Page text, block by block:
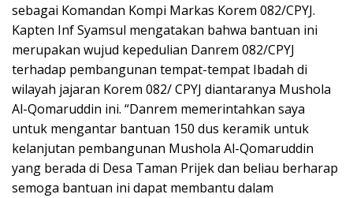
sebagai Komandan Kompi Markas Korem 082/CPYJ.
Kapten Inf Syamsul mengatakan bahwa bantuan ini
merupakan wujud kepedulian Danrem 082/CPYJ
terhadap pembangunan tempat-tempat Ibadah di
wilayah jajaran Korem 082/ CPYJ diantaranya Mushola
Al-Qomaruddin ini. “Danrem memerintahkan saya
untuk mengantar bantuan 150 dus keramik untuk
kelanjutan pembangunan Mushola Al-Qomaruddin
yang berada di Desa Taman Prijek dan beliau berharap
semoga bantuan ini dapat membantu dalam